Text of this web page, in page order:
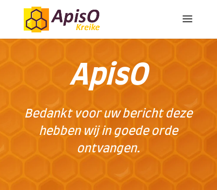
ApisO
Bedankt voor uw bericht deze
hebben wij in goede orde
ontvangen.